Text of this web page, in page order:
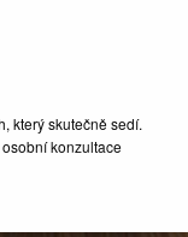
který skutečně sedí.
konzultace